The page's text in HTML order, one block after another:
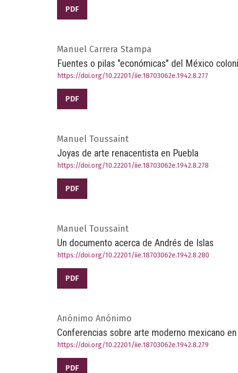
PDF
Manuel Carrera Stampa
Fuentes o pilas "económicas" del México
https://doi.org/10.22201/iie.18703062e.1942.8.277
PDF
Manuel Toussaint
Joyas de arte renacentista en Puebla
https://doi.org/10.22201/iie.18703062e.1942.8.278
PDF
Manuel Toussaint
Un documento acerca de Andrés de Islas
https://doi.org/10.22201/iie.18703062e.1942.8.280
PDF
Anónimo Anónimo
Conferencias sobre arte moderno mexicano
https://doi.org/10.22201/iie.18703062e.1942.8.279
PDF